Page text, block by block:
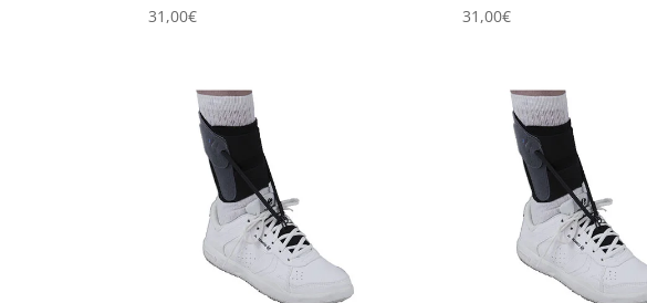
31,00€
31,00€